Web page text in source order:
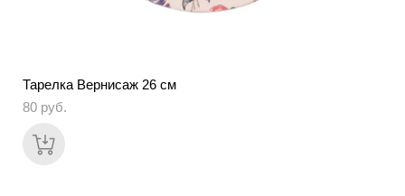
Тарелка Вернисаж 26 см
80 pуб.